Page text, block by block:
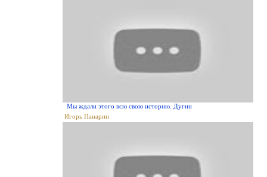
Мы ждали этого всю свою историю. Дугин
Игорь Панарин